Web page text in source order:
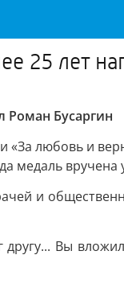
25 лет
Роман Бусаргин
любовь и
медаль вручена
и
Вы